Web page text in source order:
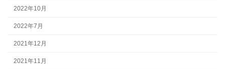
2022年10月
2022年7月
2021年12月
2021年11月